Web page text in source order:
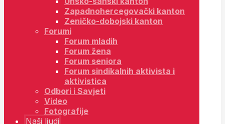
Zapadnohercegovački kanton
Zeničko-dobojski kanton
Forumi
Forum mladih
Forum žena
Forum seniora
Forum sindikalnih aktivista i
aktivistica
Odbori i Savjeti
Video
Fotografije
Naši ljudi